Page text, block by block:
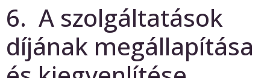
6. A szolgáltatások
díjának megállapítása